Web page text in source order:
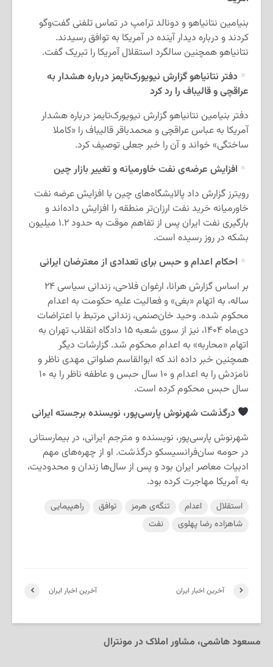
بنیامین نتانیاهو و دونالد ترامپ در تماس تلفنی گفت‌وگو
کردند و درباره دیدار آینده در آمریکا به توافق رسیدند.
نتانیاهو همچنین سالگرد استقلال آمریکا را تبریک گفت.
دفتر نتانیاهو گزارش نیویورک‌تایمز درباره هشدار به
عراقچی و قالیباف را رد کرد
دفتر بنیامین نتانیاهو گزارش نیویورک‌تایمز درباره هشدار
آمریکا به عباس عراقچی و محمدباقر قالیباف را «کاملا
ساختگی» خواند و آن را خبر جعلی توصیف کرد.
افزایش عرضه‌ی نفت خاورمیانه و تغییر بازار چین
رویترز گزارش داد پالایشگاه‌های چین با افزایش عرضه نفت
خاورمیانه خرید نفت ارزان‌تر منطقه را افزایش داده‌اند و
بارگیری نفت ایران پس از تفاهم موقت به حدود ۱.۲ میلیون
بشکه در روز رسیده است.
احکام اعدام و حبس برای تعدادی از معترضان ایرانی
بر اساس گزارش هرانا، ارغوان فلاحی، زندانی سیاسی ۲۴
ساله، به اتهام «بغی» و فعالیت علیه حکومت به اعدام
محکوم شده. وحید خان‌صنمی، زندانی مرتبط با اعتراضات
دی‌ماه ۱۴۰۴، نیز از سوی شعبه ۱۵ دادگاه انقلاب تهران به
اتهام «محاربه» به اعدام محکوم شد. گزارشات دیگر
همچنین خبر داده اند که ابوالقاسم صلواتی مهدی ناظر و
نامزدش را به اعدام و ۱۰ سال حبس و عاطفه ناظر را به ۱۰
سال حبس محکوم کرده است.
درگذشت شهرنوش پارسی‌پور، نویسنده برجسته ایرانی
شهرنوش پارسی‌پور، نویسنده و مترجم ایرانی، در بیمارستانی
در حومه سان‌فرانسیسکو درگذشت. او از چهره‌های مهم
ادبیات معاصر ایران بود و پس از سال‌ها زندان و محدودیت،
به آمریکا مهاجرت کرده بود.
استقلال اعدام تنگه‌ی هرمز توافق
راهپیمایی
شاهزاده رضا پهلوی
نفت
آخرین اخبار ایران آخرین اخبار ایران
مسعود هاشمی، مشاور املاک در مونترال